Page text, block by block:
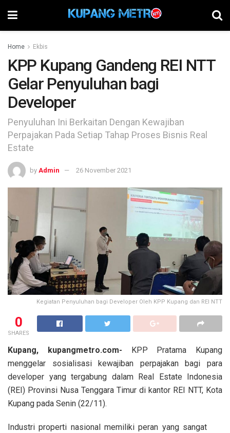
Home Ekbis
KPP Kupang Gandeng REI NTT
Gelar Penyuluhan bagi
Developer
Penyuluhan Ini Berkaitan Dengan Kewajiban
Perpajakan Pada Setiap Tahap Proses Bisnis Real
Estate
by Admin 26 November 2021
Kegiatan Penyuluhan bagi Developer Oleh KPP Kupang dan REI NTT
0
SHARES
Kupang, kupangmetro.com- KPP Pratama Kupang
menggelar sosialisasi kewajiban perpajakan bagi para
developer yang tergabung dalam Real Estate Indonesia
(REI) Provinsi Nusa Tenggara Timur di kantor REI NTT, Kota
Kupang pada Senin (22/11).
Industri properti nasional memiliki peran yang sangat